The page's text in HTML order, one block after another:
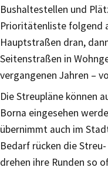
Bushaltestellen und
Prioritätenliste folgend
Hauptstraßen dran,
Seitenstraßen in
vergangenen Jahren –
Die Streupläne können
Borna eingesehen
übernimmt auch im
Bedarf rücken die
drehen ihre Runden so